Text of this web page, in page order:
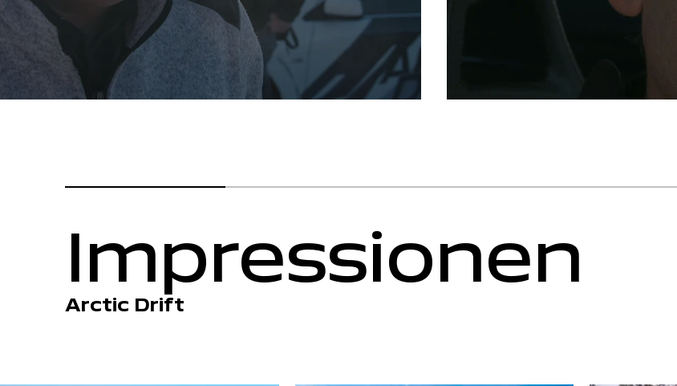
Impressionen
Arctic Drift